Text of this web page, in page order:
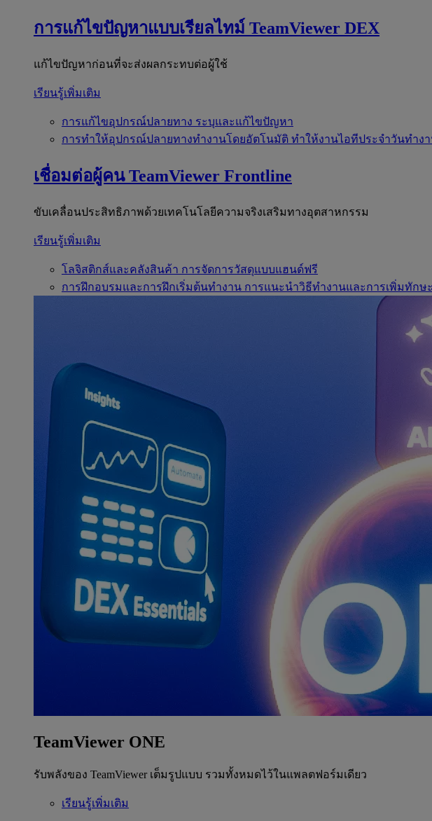
การแก้ไขปัญหาแบบเรียลไทม์ TeamViewer DEX
แก้ไขปัญหาก่อนที่จะส่งผลกระทบต่อผู้ใช้
เรียนรู้เพิ่มเติม
การแก้ไขอุปกรณ์ปลายทาง ระบุและแก้ไขปัญหา
การทำให้อุปกรณ์ปลายทางทำงานโดยอัตโนมัติ ทำให้งานไอทีประจำวันทำง
เชื่อมต่อผู้คน TeamViewer Frontline
ขับเคลื่อนประสิทธิภาพด้วยเทคโนโลยีความจริงเสริมทางอุตสาหกรรม
เรียนรู้เพิ่มเติม
โลจิสติกส์และคลังสินค้า การจัดการวัสดุแบบแฮนด์ฟรี
การฝึกอบรมและการฝึกเริ่มต้นทำงาน การแนะนำวิธีทำงานและการเพิ่มทักษะ
TeamViewer ONE
รับพลังของ TeamViewer เต็มรูปแบบ รวมทั้งหมดไว้ในแพลตฟอร์มเดียว
เรียนรู้เพิ่มเติม